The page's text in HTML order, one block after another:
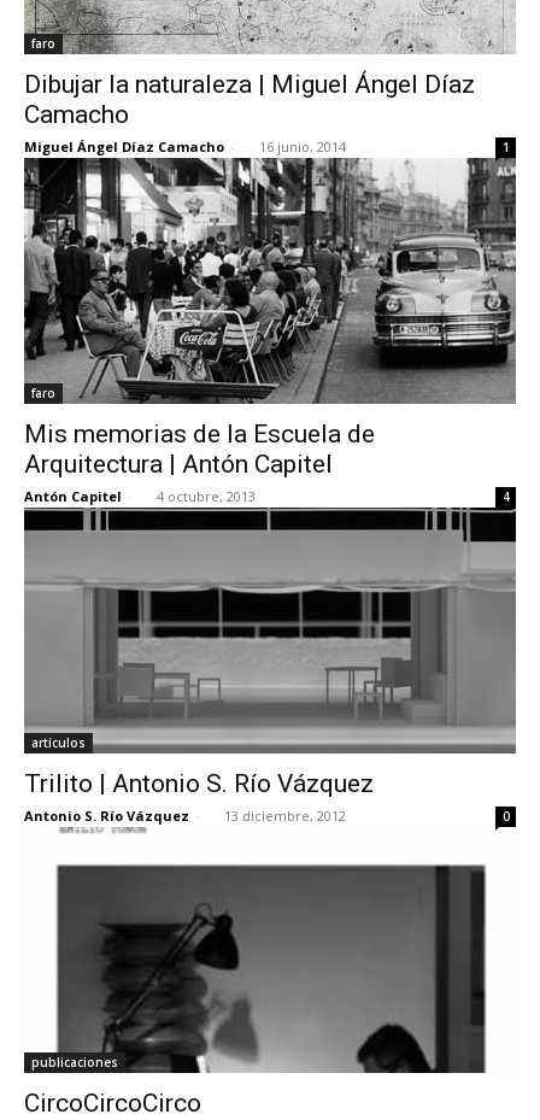
faro
Dibujar la naturaleza | Miguel Ángel Díaz
Camacho
Miguel Ángel Díaz Camacho - 16 junio, 2014 1
faro
Mis memorias de la Escuela de
Arquitectura | Antón Capitel
Antón Capitel - 4 octubre, 2013 4
artículos
Trilito | Antonio S. Río Vázquez
Antonio S. Río Vázquez - 13 diciembre, 2012 0
publicaciones
CircoCircoCirco